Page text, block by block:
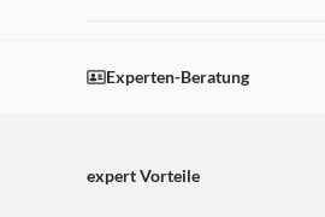
Einstellungen anpassen
Experten-Beratung
expert Vorteile